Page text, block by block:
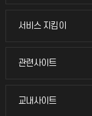
교무회의방송
서비스 지킴이
서비스 지킴이
묻고 답하기
관련사이트
관련사이트
국방헬프콜
교내사이트
교내사이트